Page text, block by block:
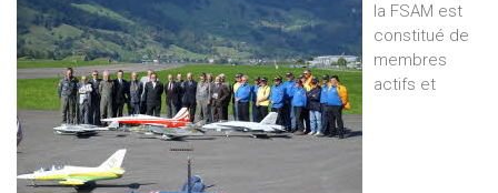
la FSAM est
constitué de
membres
actifs et